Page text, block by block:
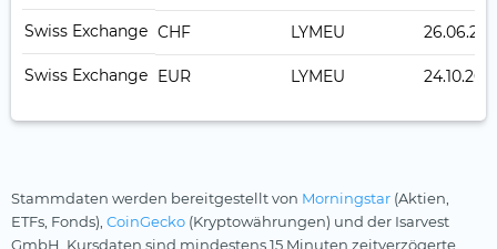
Swiss Exchange CHF LYMEU
Swiss Exchange EUR LYMEU
Stammdaten werden bereitgestellt von Morningstar (Aktien,
ETFs, Fonds), CoinGecko (Kryptowährungen) und der Isarvest
GmbH. Kursdaten sind mindestens 15 Minuten zeitverzögerte